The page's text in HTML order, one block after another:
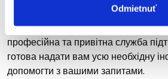
Odmietnuť
Маєте запитання або хочете
послуги? Не вагайтеся
професійна та привітна служба
готова надати вам усю необхідну
допомогти з вашими запитами.